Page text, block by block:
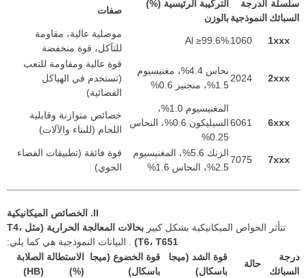
سلسلة
السبائك
الدرجة
النموذجية
التركيبة الرئيسية (%)
بالوزن
صفات
1xxx
1060
Al ≥99.6%
موصلية عالية، مقاومة
للتآكل، قوة منخفضة
2xxx
2024
نحاس 4.4%، مغنيسيوم
1.5%، منجنيز 0.6%
قوة عالية ومقاومة للتعب
(تستخدم في الهياكل
الفضائية)
6xxx
6061
المغنيسيوم 1.0%،
السيليكون 0.6%، النحاس
0.25%
خصائص متوازنة وقابلية
اللحام (للبناء والآلات)
7xxx
7075
الزنك 5.6%، المغنيسيوم
2.5%، النحاس 1.6%
قوة فائقة (تطبيقات الفضاء
الجوي)
II. الخصائص الميكانيكية
تتأثر الخواص الميكانيكية بشكل كبير
بحالات المعالجة الحرارية (مثل T4،
T6، T651)
. البيانات النموذجية هي كما يلي:
درجة
السبائك
حالة
قوة الشد (ميجا
باسكال)
قوة الخضوع (ميجا
باسكال)
الاستطالة
(%)
الصلابة
(HB)